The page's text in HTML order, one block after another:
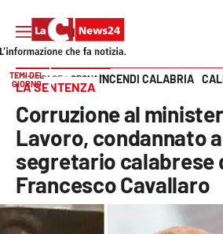
Cronaca
Politica
Vai
TEMI DEL
GIORNO
INCENDI CALABRIA
HOME PAGE CRONACA
LA SENTENZA
Corruzione al
Lavoro, condannato
segretario calabrese
Francesco Cavallaro